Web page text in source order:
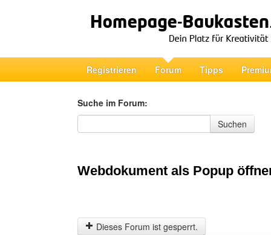
Registrieren Forum Tipps
Suche im Forum:
Suche im Forum
Suchen
Webdokument als Popup
Dieses Forum ist gesperrt.